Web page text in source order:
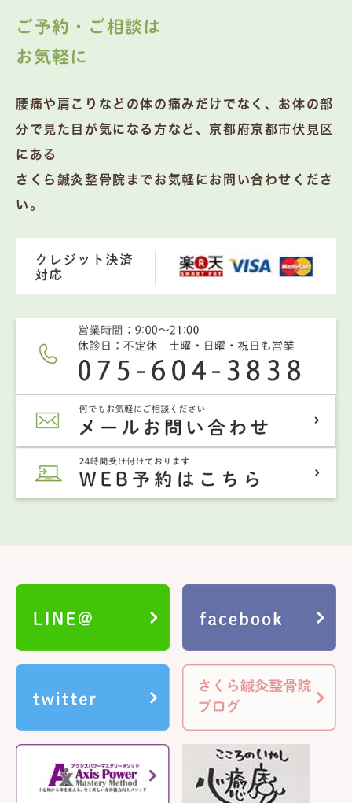
ご予約・ご相談は
お気軽に
腰痛や肩こりなどの体の痛みだけでなく、お体の部
分で見た目が気になる方など、京都府京都市伏見区
にある
さくら鍼灸整骨院までお気軽にお問い合わせくださ
い。